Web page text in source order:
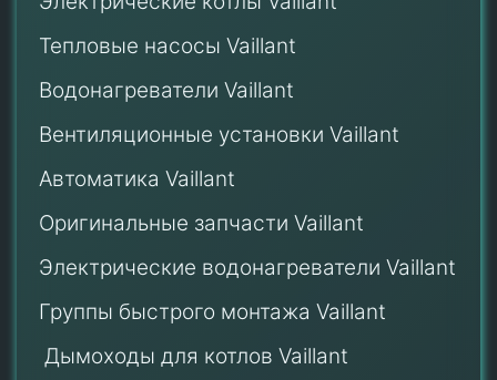
Тепловые насосы Vaillant
Водонагреватели Vaillant
Вентиляционные установки Vaillant
Автоматика Vaillant
Оригинальные запчасти Vaillant
Электрические водонагреватели Vaillant
Группы быстрого монтажа Vaillant
Дымоходы для котлов Vaillant